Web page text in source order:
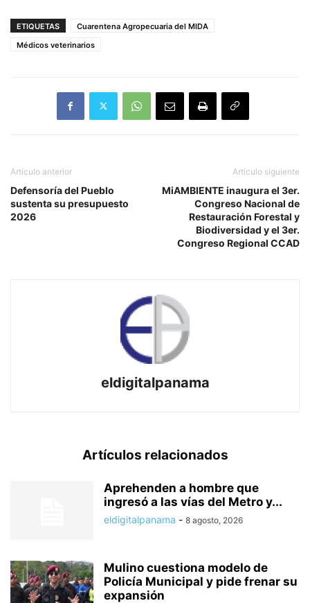
ETIQUETAS
Cuarentena Agropecuaria del MIDA
Médicos veterinarios
Artículo anterior
Defensoría del Pueblo
sustenta su presupuesto
2026
Artículo siguiente
MiAMBIENTE inaugura el 3er.
Congreso Nacional de
Restauración Forestal y
Biodiversidad y el 3er.
Congreso Regional CCAD
eldigitalpanama
Artículos relacionados
Aprehenden a hombre que
ingresó a las vías del Metro y...
eldigitalpanama - 8 agosto, 2026
Mulino cuestiona modelo de
Policía Municipal y pide frenar su
expansión